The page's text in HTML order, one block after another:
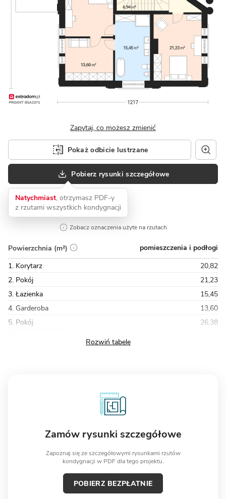
Zapytaj, co możesz zmienić
Pokaż odbicie lustrzane
Pobierz rysunki szczegółowe
Natychmiast, otrzymasz PDF-y
z rzutami wszystkich kondygnacji
Zobacz oznaczenia użyte na rzutach
Powierzchnia (m²)
pomieszczenia i podłogi
1. Korytarz
20,82
2. Pokój
21,23
3. Łazienka
15,45
4. Garderoba
13,60
5. Pokój
26,38
Zamów rysunki szczegółowe
Zapoznaj się ze szczegółowymi rysunkami rzutów
kondygnacji w PDF dla tego projektu.
POBIERZ BEZPŁATNIE